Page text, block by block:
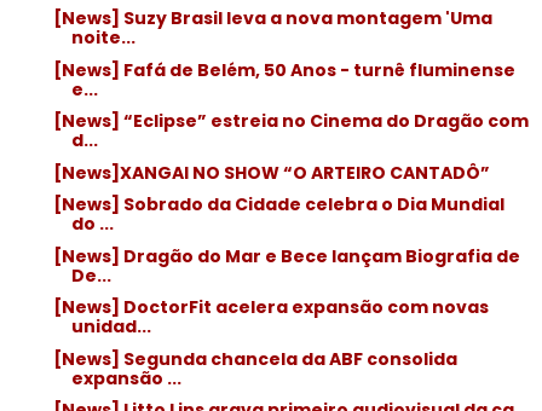
[News] Suzy Brasil leva a nova montagem 'Uma
noite...
[News] Fafá de Belém, 50 Anos - turnê fluminense
e...
[News] “Eclipse” estreia no Cinema do Dragão com
d...
[News]XANGAI NO SHOW “O ARTEIRO CANTADÔ”
[News] Sobrado da Cidade celebra o Dia Mundial
do ...
[News] Dragão do Mar e Bece lançam Biografia de
De...
[News] DoctorFit acelera expansão com novas
unidad...
[News] Segunda chancela da ABF consolida
expansão ...